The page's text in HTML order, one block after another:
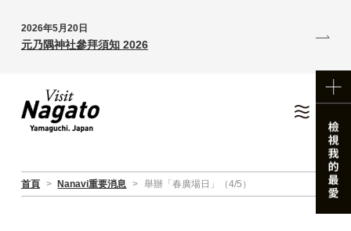
2026年5月20日
元乃隅神社參拜須知 2026
首頁 > Nanavi重要消息 > 舉辦「春廣場日」（4/5）